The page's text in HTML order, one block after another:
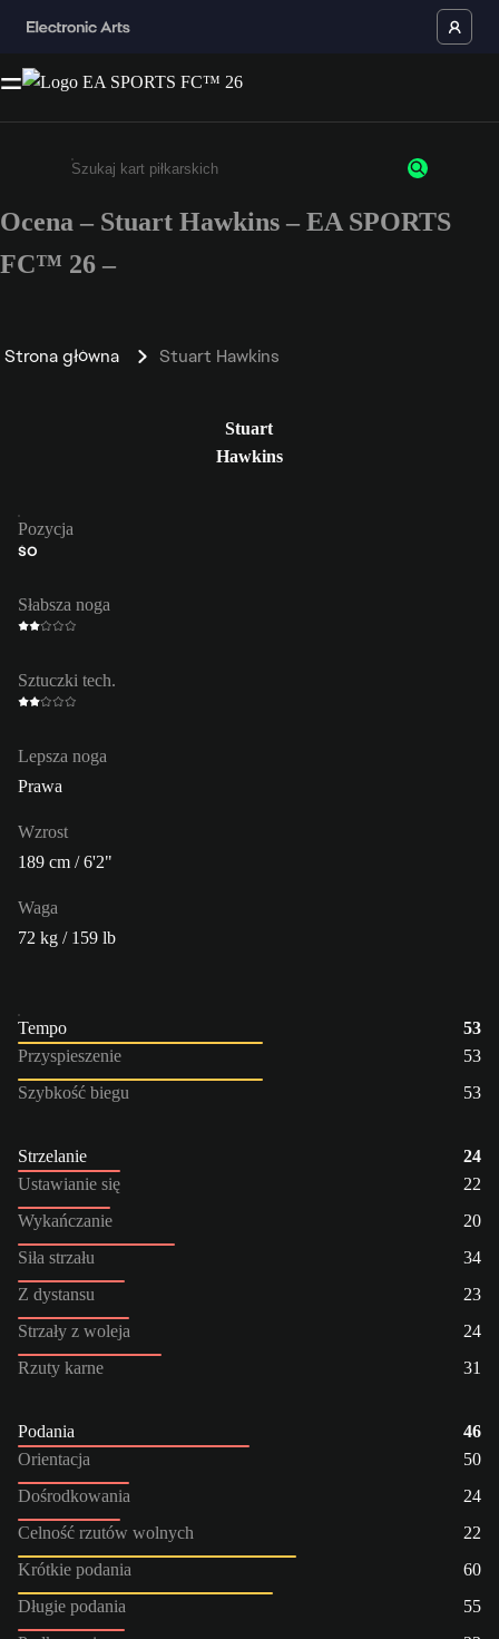
Wpisz co najmniej 3 znaki lub cyfry.
Ocena – Stuart Hawkins – EA SPORTS
FC™ 26 –
Strona główna Stuart Hawkins
Stuart
Hawkins
Pozycja
ŚO
Słabsza noga
Sztuczki tech.
Lepsza noga
Prawa
Wzrost
189 cm / 6'2"
Waga
72 kg / 159 lb
Tempo
53
Przyspieszenie
53
Szybkość biegu
53
Strzelanie
24
Ustawianie się
22
Wykańczanie
20
Siła strzału
34
Z dystansu
23
Strzały z woleja
24
Rzuty karne
31
Podania
46
Orientacja
50
Dośrodkowania
24
Celność rzutów wolnych
22
Krótkie podania
60
Długie podania
55